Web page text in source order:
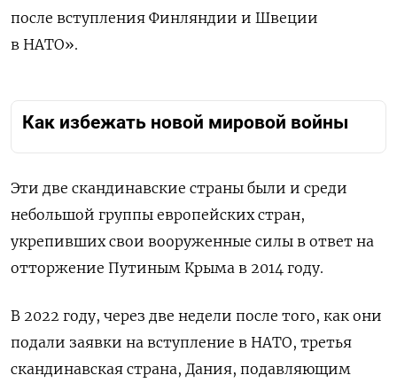
после вступления Финляндии и Швеции
в НАТО».
Как избежать новой мировой войны
Эти две скандинавские страны были и среди
небольшой группы европейских стран,
укрепивших свои вооруженные силы в ответ на
отторжение Путиным Крыма в 2014 году.
В 2022 году, через две недели после того, как они
подали заявки на вступление в НАТО, третья
скандинавская страна, Дания, подавляющим